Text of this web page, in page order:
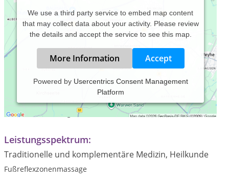
We use a third party service to embed map content
that may collect data about your activity. Please review
the details and accept the service to see this map.
More Information Accept
Powered by Usercentrics Consent Management
Platform
Nach Vereinbarung
Leistungsspektrum:
Traditionelle und komplementäre Medizin, Heilkunde
Fußreflexzonenmassage